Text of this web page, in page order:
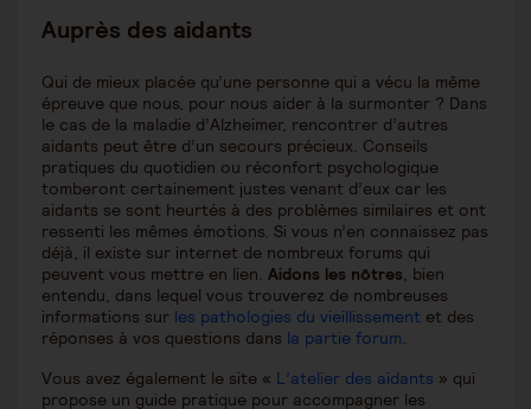
Auprès des aidants
Qui de mieux placée qu’une personne qui a vécu la même
épreuve que nous, pour nous aider à la surmonter ? Dans
le cas de la maladie d’Alzheimer, rencontrer d’autres
aidants peut être d’un secours précieux. Conseils
pratiques du quotidien ou réconfort psychologique
tomberont certainement justes venant d’eux car les
aidants se sont heurtés à des problèmes similaires et ont
ressenti les mêmes émotions. Si vous n’en connaissez pas
déjà, il existe sur internet de nombreux forums qui
peuvent vous mettre en lien. Aidons les nôtres, bien
entendu, dans lequel vous trouverez de nombreuses
informations sur les pathologies du vieillissement et des
réponses à vos questions dans la partie forum.
Vous avez également le site « L’atelier des aidants » qui
propose un guide pratique pour accompagner les